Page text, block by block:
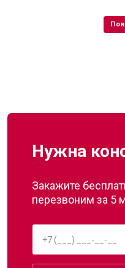
Нужна
Закажите
перезвоним за 5